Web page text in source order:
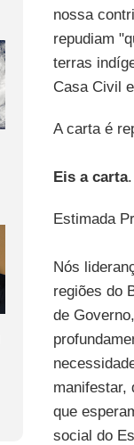
nossa
repudiam
terras
Casa Civil
A carta é
Eis a carta.
Estimada
Nós
regiões do
de
manifestar,
que
social do